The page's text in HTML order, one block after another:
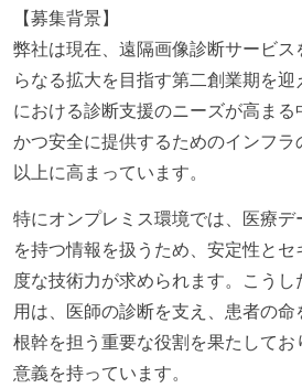
【募集背景】
弊社は現在、遠隔画像診断サービス
らなる拡大を目指す第二創業期を
における診断支援のニーズが高ま
かつ安全に提供するためのインフ
以上に高まっています。
特にオンプレミス環境では、医療
を持つ情報を扱うため、安定性と
度な技術力が求められます。こう
用は、医師の診断を支え、患者の
根幹を担う重要な役割を果たして
意義を持っています。